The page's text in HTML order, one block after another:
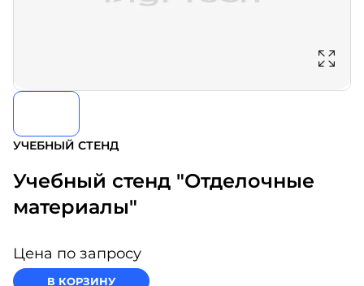
УЧЕБНЫЙ СТЕНД
Учебный стенд "Отделочные
материалы"
Цена по запросу
В КОРЗИНУ